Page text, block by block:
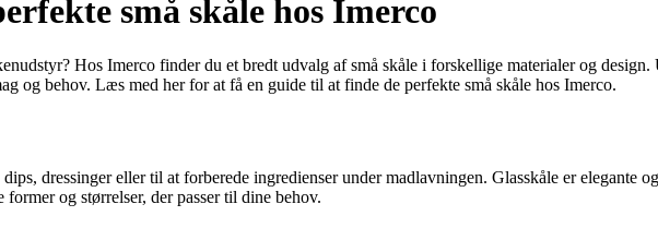
små skåle hos Imerco
Hos Imerco finder du et bredt udvalg af små skåle i forskellige materialer og design.
og behov. Læs med her for at få en guide til at finde de perfekte små skåle hos Imerco.
dressinger eller til at forberede ingredienser under madlavningen. Glasskåle er elegante
og størrelser, der passer til dine behov.